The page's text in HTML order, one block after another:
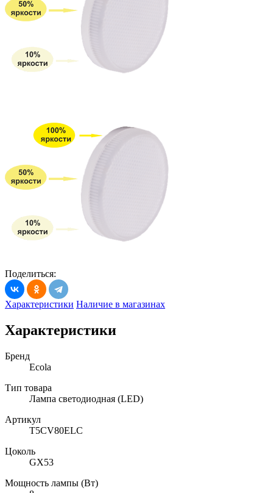
Поделиться:
Характеристики Наличие в магазинах
Характеристики
Бренд
Ecola
Тип товара
Лампа светодиодная (LED)
Артикул
T5CV80ELC
Цоколь
GX53
Мощность лампы (Вт)